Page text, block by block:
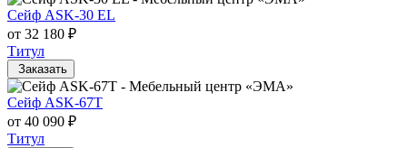
Сейф ASK-30 EL
от 32 180 ₽
Титул
Заказать
Сейф ASK-67T
от 40 090 ₽
Титул